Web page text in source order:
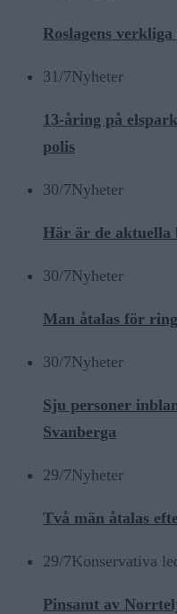
Roslagens
31/7Nyheter
13-åring på
polis
30/7Nyheter
Här är de
30/7Nyheter
Man åtalas för
30/7Nyheter
Sju personer
Svanberga
29/7Nyheter
Två män åtalas
29/7Konservativa
Pinsamt av